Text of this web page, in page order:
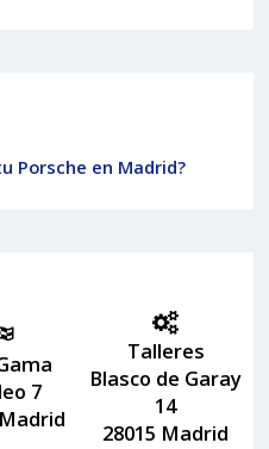
Porsche en Madrid?
7
Talleres
Blasco de Garay
14
28015 Madrid